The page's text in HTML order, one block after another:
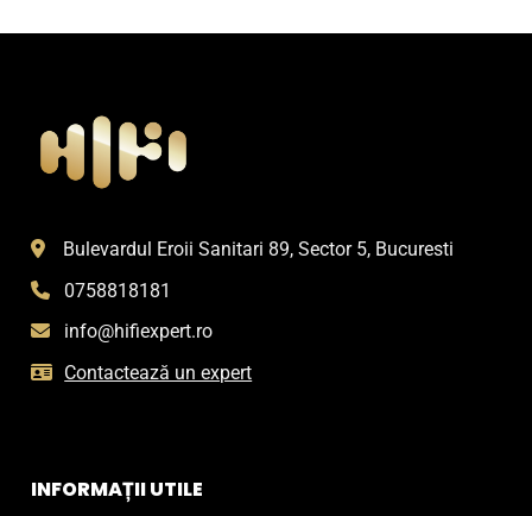
Bulevardul Eroii Sanitari 89, Sector 5, Bucuresti
0758818181
info@hifiexpert.ro
Contactează un expert
INFORMAȚII UTILE